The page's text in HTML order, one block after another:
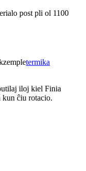
post pli ol 1100
termika
iloj kiel Finia
ĉiu rotacio.